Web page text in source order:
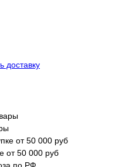
доставку
от 50 000 руб